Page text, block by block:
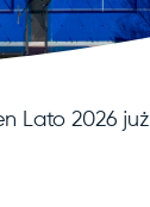
Lato 2026